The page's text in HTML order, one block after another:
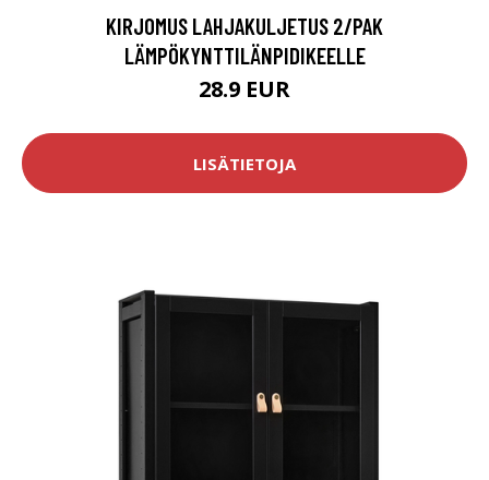
KIRJOMUS LAHJAKULJETUS 2/PAK
LÄMPÖKYNTTILÄNPIDIKEELLE
28.9 EUR
LISÄTIETOJA